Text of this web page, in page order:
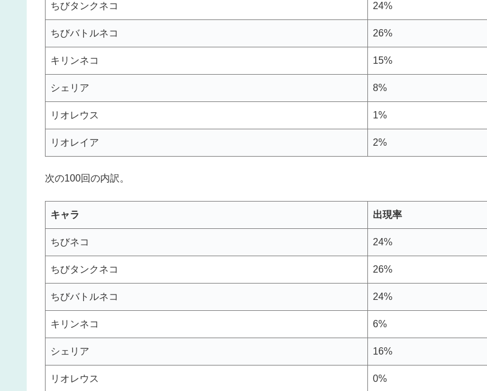
ちびタンクネコ 24%
ちびバトルネコ 26%
キリンネコ 15%
シェリア 8%
リオレウス 1%
リオレイア 2%
次の100回の内訳。
キャラ 出現率
ちびネコ 24%
ちびタンクネコ 26%
ちびバトルネコ 24%
キリンネコ 6%
シェリア 16%
リオレウス 0%